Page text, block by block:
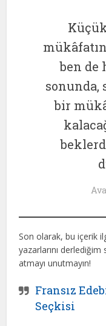
ben de
sonunda,
bir
Son olarak, bu içerik
yazarlarını
atmayı unutmayın!
Fransız
Seçkisi